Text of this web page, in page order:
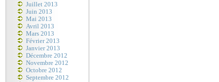
Juillet 2013
Juin 2013
Mai 2013
Avril 2013
Mars 2013
Février 2013
Janvier 2013
Décembre 2012
Novembre 2012
Octobre 2012
Septembre 2012